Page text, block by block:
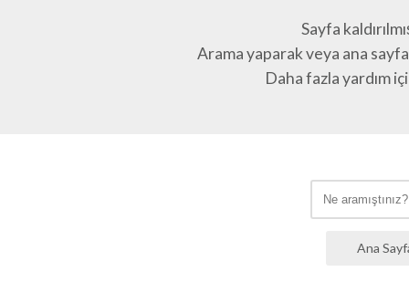
Sayfa
Arama yaparak veya ana
Daha fazla yardım
Ana